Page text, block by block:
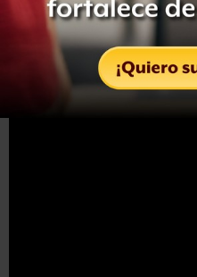
En 2015, América remontó
Herediano de Costa Rica.
vuelta 6-0.